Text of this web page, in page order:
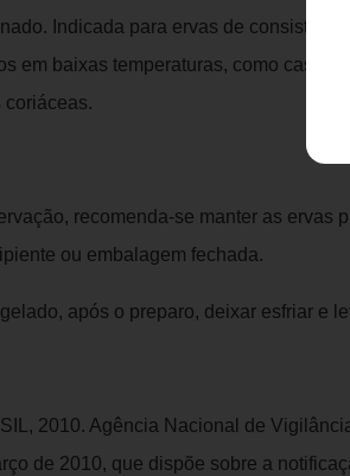
Indicada para ervas de
em baixas temperaturas, como cascas,
coriáceas.
recomenda-se manter as ervas
ou embalagem fechada.
após o preparo, deixar esfriar e
2010. Agência Nacional de
de 2010, que dispõe sobre a